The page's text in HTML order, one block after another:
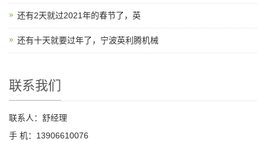
还有2天就过2021年的春节了，英
还有十天就要过年了，宁波英利腾机械
联系我们
联系人：舒经理
手 机：13906610076